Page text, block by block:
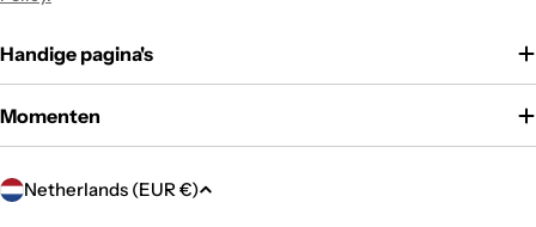
Handige pagina's
Momenten
C
Netherlands (EUR €)